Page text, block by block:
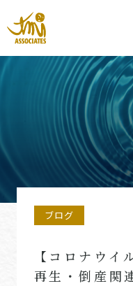
ブログ
【コロナウ
再生・倒産関